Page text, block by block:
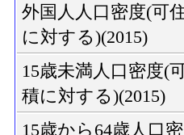
外国人人口密度(可
に対する)(2015)
15歳未満人口密度(
積に対する)(2015)
15歳から64歳人口